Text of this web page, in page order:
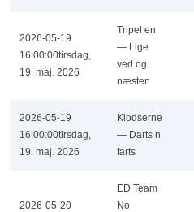
2026-05-19
16:00:00tirsdag,
19. maj. 2026
Tripel en
— Lige
ved og
næsten
2026-05-19
16:00:00tirsdag,
19. maj. 2026
Klodserne
— Darts n
farts
2026-05-20
ED Team
No